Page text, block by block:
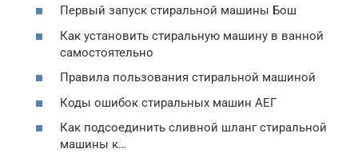
Первый запуск стиральной машины Бош
Как установить стиральную машину в ванной
самостоятельно
Правила пользования стиральной машиной
Коды ошибок стиральных машин АЕГ
Как подсоединить сливной шланг стиральной
машины к…